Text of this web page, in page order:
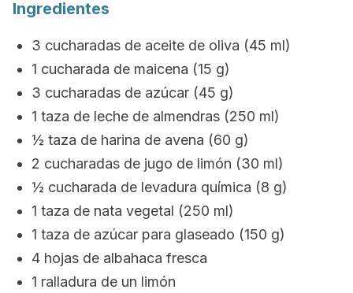
Ingredientes
3 cucharadas de aceite de oliva (45 ml)
1 cucharada de maicena (15 g)
3 cucharadas de azúcar (45 g)
1 taza de leche de almendras (250 ml)
½ taza de harina de avena (60 g)
2 cucharadas de jugo de limón (30 ml)
½ cucharada de levadura química (8 g)
1 taza de nata vegetal (250 ml)
1 taza de azúcar para glaseado (150 g)
4 hojas de albahaca fresca
1 ralladura de un limón